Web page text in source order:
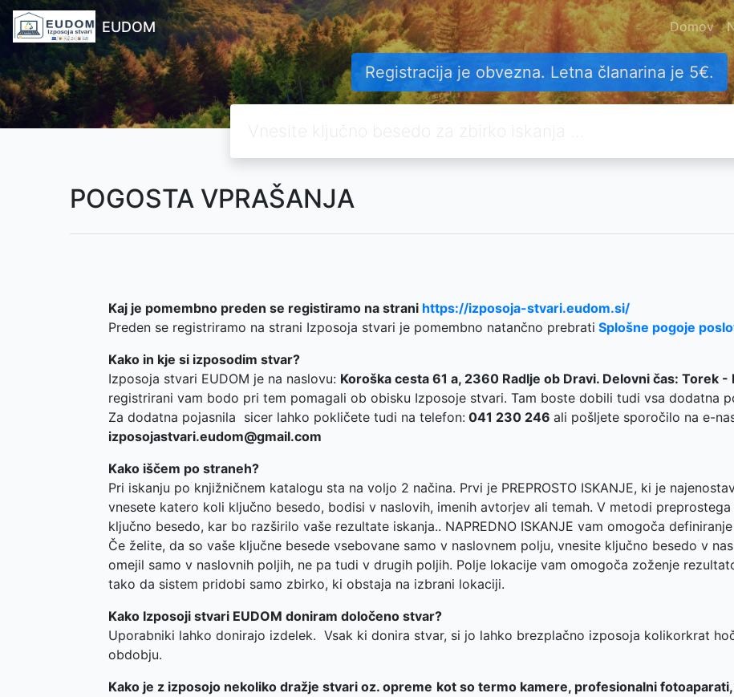
EUDOM Domov
Registracija je obvezna. Letna članarina je 5€.
Iskanje
POGOSTA VPRAŠANJA
Kaj je pomembno preden se registiramo na strani https://izposoja-stvari.eudom.si/
Preden se registriramo na strani Izposoja stvari je pomembno natančno prebrati Splošne pogoje
Kako in kje si izposodim stvar?
Izposoja stvari EUDOM je na naslovu: Koroška cesta 61 a, 2360 Radlje ob Dravi. Delovni čas: Torek -
registrirani vam bodo pri tem pomagali ob obisku Izposoje stvari. Tam boste dobili tudi vsa dodatna
Za dodatna pojasnila sicer lahko pokličete tudi na telefon: 041 230 246 ali pošljete sporočilo na e-
izposojastvari.eudom@gmail.com
Kako iščem po straneh?
Pri iskanju po knjižničnem katalogu sta na voljo 2 načina. Prvi je PREPROSTO ISKANJE, ki je
vnesete katero koli ključno besedo, bodisi v naslovih, imenih avtorjev ali temah. V metodi
ključno besedo, kar bo razširilo vaše rezultate iskanja.. NAPREDNO ISKANJE vam omogoča
Če želite, da so vaše ključne besede vsebovane samo v naslovnem polju, vnesite ključno besedo v
omejil samo v naslovnih poljih, ne pa tudi v drugih poljih. Polje lokacije vam omogoča zoženje
tako da sistem pridobi samo zbirko, ki obstaja na izbrani lokaciji.
Kako Izposoji stvari EUDOM doniram določeno stvar?
Uporabniki lahko donirajo izdelek. Vsak ki donira stvar, si jo lahko brezplačno izposoja kolikorkrat
obdobju.
Kako je z izposojo nekoliko dražje stvari oz. opreme kot so termo kamere, profesionalni